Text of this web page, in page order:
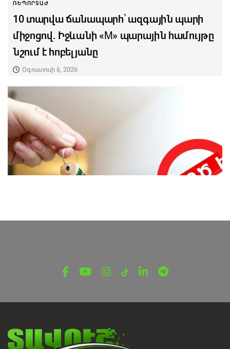
ՌԵՊՈՐՏԱԺ
10 տարվա ճանապարհ՝ ազգային պարի
միջոցով. Իջևանի «M» պարային համույթը
նշում է հոբելյանը
Օգոստոսի 6, 2026
Կեղծ բնակարաններ ու
տարածվում են կեղծ առաջարկներ